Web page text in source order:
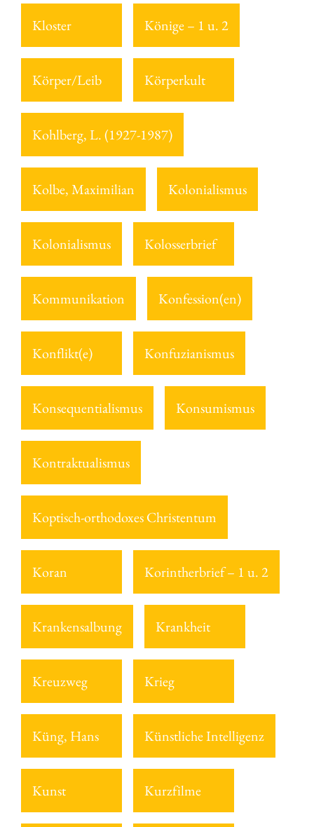
Kloster Könige – 1 u. 2
Körper/Leib Körperkult
Kohlberg, L. (1927-1987)
Kolbe, Maximilian Kolonialismus
Kolonialismus Kolosserbrief
Kommunikation Konfession(en)
Konflikt(e) Konfuzianismus
Konsequentialismus Konsumismus
Kontraktualismus
Koptisch-orthodoxes Christentum
Koran Korintherbrief – 1 u. 2
Krankensalbung Krankheit
Kreuzweg Krieg
Küng, Hans Künstliche Intelligenz
Kunst Kurzfilme